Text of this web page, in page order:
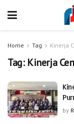
Home Tag Kinerja
Tag: Kinerja
by